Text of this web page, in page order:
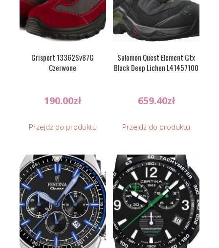
Grisport 13362Sv87G
Czerwone
190.00zł
Przejdź do produktu
Salomon Quest Element Gtx
Black Deep Lichen L41457100
659.40zł
Przejdź do produktu